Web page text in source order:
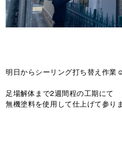
明日からシーリング打ち替え作業
足場解体まで2週間程の工期にて
無機塗料を使用して仕上げて参り